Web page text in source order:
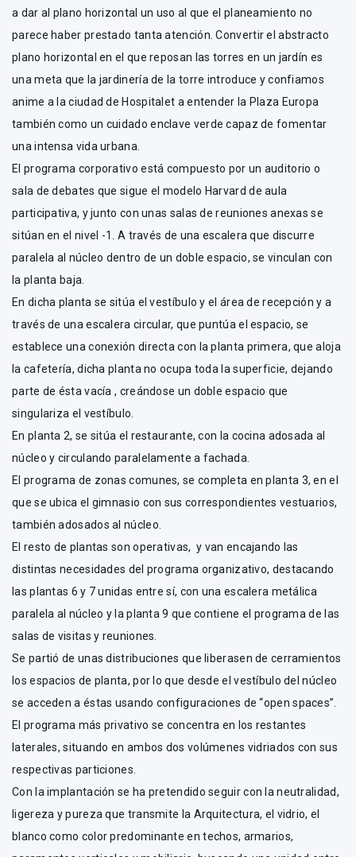
a dar al plano horizontal un uso al que el planeamiento no
parece haber prestado tanta atención. Convertir el abstracto
plano horizontal en el que reposan las torres en un jardín es
una meta que la jardinería de la torre introduce y confiamos
anime a la ciudad de Hospitalet a entender la Plaza Europa
también como un cuidado enclave verde capaz de fomentar
una intensa vida urbana.
El programa corporativo está compuesto por un auditorio o
sala de debates que sigue el modelo Harvard de aula
participativa, y junto con unas salas de reuniones anexas se
sitúan en el nivel -1. A través de una escalera que discurre
paralela al núcleo dentro de un doble espacio, se vinculan con
la planta baja.
En dicha planta se sitúa el vestíbulo y el área de recepción y a
través de una escalera circular, que puntúa el espacio, se
establece una conexión directa con la planta primera, que aloja
la cafetería, dicha planta no ocupa toda la superficie, dejando
parte de ésta vacía , creándose un doble espacio que
singulariza el vestíbulo.
En planta 2, se sitúa el restaurante, con la cocina adosada al
núcleo y circulando paralelamente a fachada.
El programa de zonas comunes, se completa en planta 3, en el
que se ubica el gimnasio con sus correspondientes vestuarios,
también adosados al núcleo.
El resto de plantas son operativas, y van encajando las
distintas necesidades del programa organizativo, destacando
las plantas 6 y 7 unidas entre sí, con una escalera metálica
paralela al núcleo y la planta 9 que contiene el programa de las
salas de visitas y reuniones.
Se partió de unas distribuciones que liberasen de cerramientos
los espacios de planta, por lo que desde el vestíbulo del núcleo
se acceden a éstas usando configuraciones de “open spaces”.
El programa más privativo se concentra en los restantes
laterales, situando en ambos dos volúmenes vidriados con sus
respectivas particiones.
Con la implantación se ha pretendido seguir con la neutralidad,
ligereza y pureza que transmite la Arquitectura, el vidrio, el
blanco como color predominante en techos, armarios,